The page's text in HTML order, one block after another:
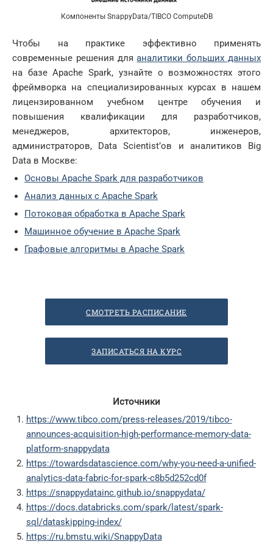
Компоненты SnappyData/TIBCO ComputeDB
Чтобы на практике эффективно применять
современные решения дляаналитики больших данных
на базе Apache Spark, узнайте о возможностях этого
фреймворка на специализированных курсах в нашем
лицензированном учебном центре обучения и
повышения квалификации для разработчиков,
менеджеров, архитекторов, инженеров,
администраторов, Data Scientist’ов и аналитиков Big
Data в Москве:
Основы Apache Spark для разработчиков
Анализ данных с Apache Spark
Потоковая обработка в Apache Spark
Машинное обучение в Apache Spark
Графовые алгоритмы в Apache Spark
СМОТРЕТЬ РАСПИСАНИЕ
ЗАПИСАТЬСЯ НА КУРС
Источники
https://www.tibco.com/press-releases/2019/tibco-
announces-acquisition-high-performance-memory-data-
platform-snappydata
https://towardsdatascience.com/why-you-need-a-unified-
analytics-data-fabric-for-spark-c8b5d252cd0f
https://snappydatainc.github.io/snappydata/
https://docs.databricks.com/spark/latest/spark-
sql/dataskipping-index/
https://ru.bmstu.wiki/SnappyData